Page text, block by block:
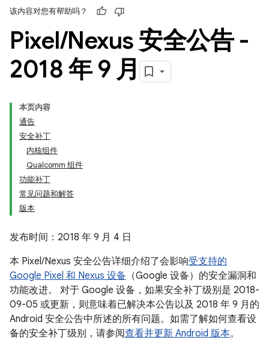
该内容对您有帮助吗？
Pixel/Nexus 安全公告 -
2018 年 9 月
本页内容
通告
安全补丁
内核组件
Qualcomm 组件
功能补丁
常见问题和解答
版本
发布时间：2018 年 9 月 4 日
本 Pixel/Nexus 安全公告详细介绍了会影响受支持的
Google Pixel 和 Nexus 设备 （Google 设备）的安全漏洞和
功能改进。 对于 Google 设备，如果安全补丁级别是 2018-
09-05 或更新，则意味着已解决本公告以及 2018 年 9 月的
Android 安全公告中所述的所有问题。如需了解如何查看设
备的安全补丁级别，请参阅查看并更新 Android 版本。